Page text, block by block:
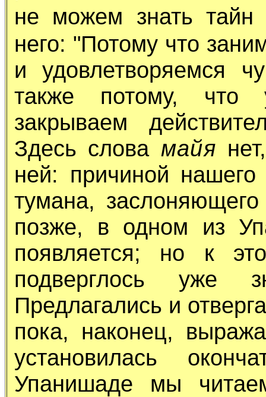
не можем знать
него: "Потому что
и удовлетворяемся
также потому, что
закрываем
Здесь слова майя
ней: причиной нашего
тумана,
позже, в одном из
появляется; но к
подверглось уже
Предлагались и
пока, наконец,
установилась
Упанишаде мы